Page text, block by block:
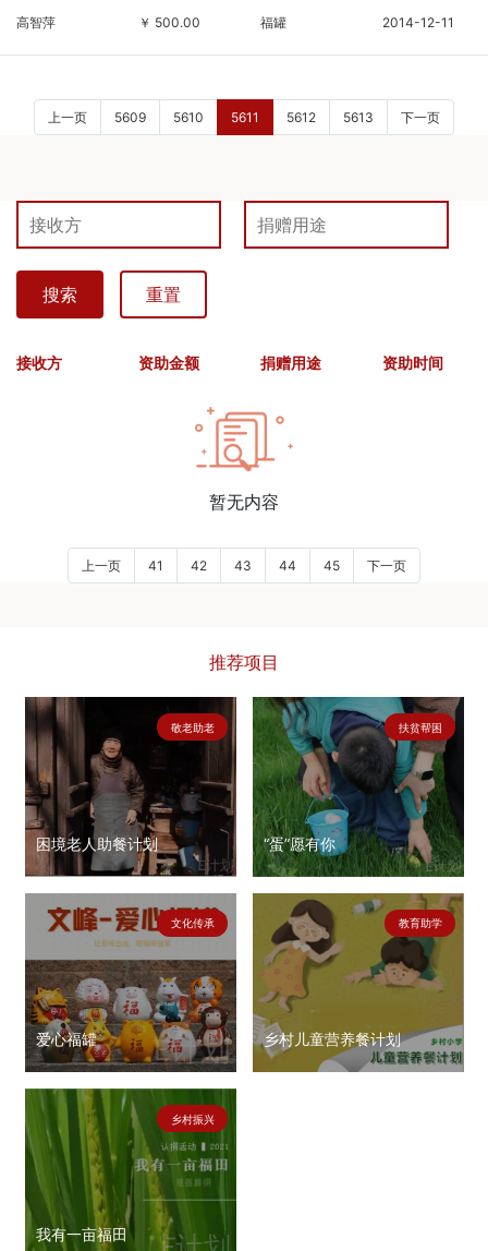
高智萍 ￥ 500.00 福罐 2014-12-11
上一页 5609 5610 5611 5612 5613 下一页
搜索 重置
接收方 资助金额 捐赠用途 资助时间
暂无内容
上一页 41 42 43 44 45 下一页
推荐项目
困境老人助餐计划
敬老助老
“蛋”愿有你
扶贫帮困
爱心福罐
文化传承
乡村儿童营养餐计划
教育助学
我有一亩福田
乡村振兴